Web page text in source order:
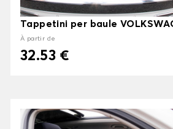
Tappetini per baule
À partir de
32.53 €